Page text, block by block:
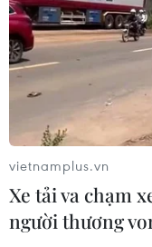
thành phố Khuzdar
Nam Tây Nam.
vietnamplus.vn
Xe tải va chạm
người thương